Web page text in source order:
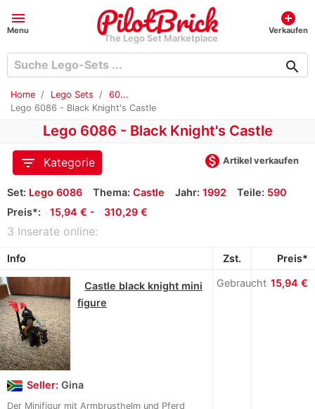
menu
Menu
The Lego Set Marketplace
add_circle
Verkaufen
search
Home Lego Sets
60...
Lego 6086 - Black Knight's Castle
Lego 6086 - Black Knight's Castle
filter_list
Kategorie monetization_on Artikel verkaufen
Set: Lego 6086 Thema: Castle Jahr: 1992 Teile: 590
Preis*:
15,94 € - 310,29 €
3 Inserate online:
Info Zst. Preis*
Castle black knight mini
figure
Seller: Gina
Der Minifigur mit Armbrusthelm und Pferd
Gebraucht≈ 15,94 €